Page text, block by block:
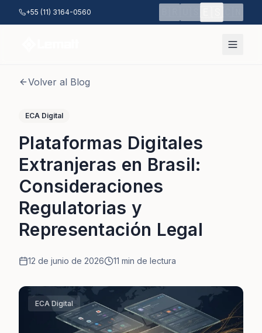
Saltar al contenido principal
+55 (11) 3164-0560 🇺🇸🇪🇸
Volver al Blog
ECA Digital
Plataformas Digitales
Extranjeras en Brasil:
Consideraciones
Regulatorias y
Representación Legal
12 de junio de 2026 11 min de lectura
ECA Digital